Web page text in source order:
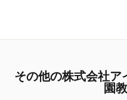
その他の株式会社ア
園